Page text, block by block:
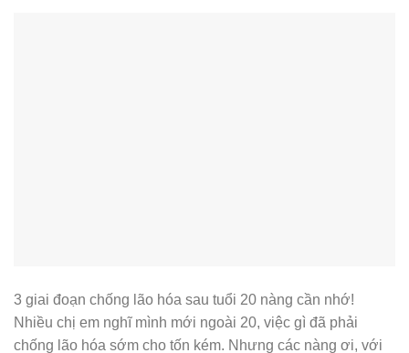
3 giai đoạn chống lão hóa sau tuổi 20 nàng cần nhớ!
Nhiều chị em nghĩ mình mới ngoài 20, việc gì đã phải
chống lão hóa sớm cho tốn kém. Nhưng các nàng ơi, với